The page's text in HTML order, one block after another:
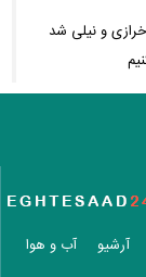
خرازی و نیلی شد
از سوی سازمان تنظیم
آرشیو
آب و هوا